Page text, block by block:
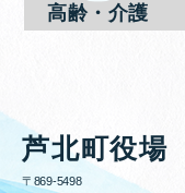
高齢・介護
芦北町役場
〒869-5498